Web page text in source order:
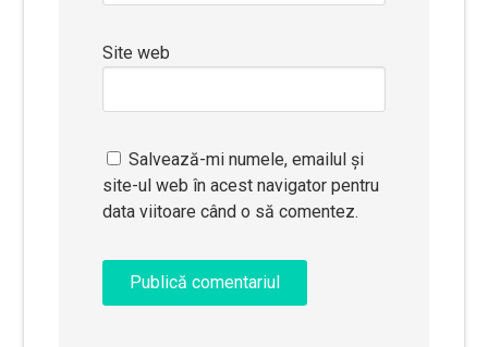
Site web
Salvează-mi numele, emailul și
site-ul web în acest navigator pentru
data viitoare când o să comentez.